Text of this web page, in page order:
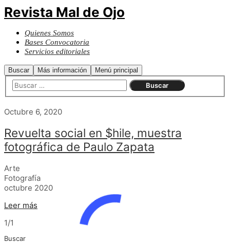
Revista Mal de Ojo
Quienes Somos
Bases Convocatoria
Servicios editoriales
Buscar Más información Menú principal
Octubre 6, 2020
Revuelta social en $hile, muestra
fotográfica de Paulo Zapata
Arte
Fotografía
octubre 2020
Leer más
1/1
Buscar